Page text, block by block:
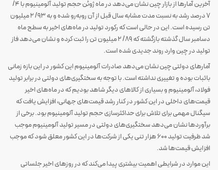
آخرین آمارها از بازار چین نشان می‌دهد در ماه ژوئن حجم تولید آلومینیوم با ۴/
۷ درصد رشد به نسبت مدت مشابه سال قبل از آن رو‌به‌رو شده و به ۹۳/ ۲ میلیون
تن رسیده است. این در حالی است که رکورد تولید در ماه‌های اخیر به سطح ماه
دسامبر سال گذشته بازگشته که ۸۹/ ۲ میلیون تن را ثبت کرده و نشان می‌دهد فاز
تولید در چین وارد روند جدیدی شده است.
آمارهای دولتی چین نشان می‌دهد صادرات آلومینیوم این کشور در این بازه زمانی
باثبات بوده و تغییری نداشته است. با توجه به سختگیری‌های دولتی در برابر تولید
فولاد، آلومینیوم و بسیاری از کالاهای دیگر شاهد بودیم که در ماه‌های اخیر
قیمت‌های داخلی در این کشور در کنار رشد قیمت‌های جهانی، افزایش یافت که
سیگنال مهمی برای تلاش برای حداکثرسازی حجم تولید آلومینیوم بود. برخی از
برآوردها نشان می‌دهد سختگیری‌های دولتی در مسیر تولید آلومینیوم موجب
شد ظرفیت تولید ۶۰۰ هزار تنی یکی از شرکت‌ها در این کشور معلق شود که موجب
افزایش قیمت‌ها شد.
این موارد در شرایطی اهمیت بیشتری پیدا می‌کند که در روزهای اخیر جلساتی